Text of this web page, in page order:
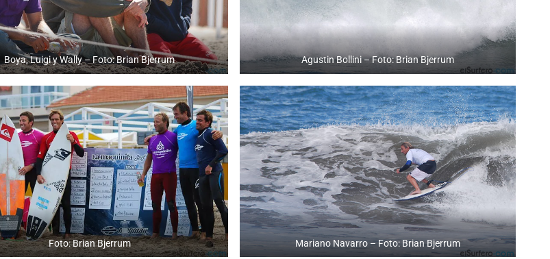
Boya, Luigi y Wally – Foto: Brian Bjerrum Agustin Bollini – Foto: Brian Bjerrum
Foto: Brian Bjerrum Mariano Navarro – Foto: Brian Bjerrum